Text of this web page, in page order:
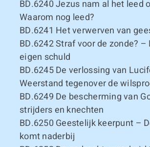
BD.6240Jezus nam al het leed
Waarom nog leed?
BD.6241 Het verwerven van
BD.6242Straf voor de zonde? –
eigen schuld
BD.6245De verlossing van
Weerstand tegenover de
BD.6249 De bescherming van
strijders en knechten
BD.6250 Geestelijk keerpunt –
komt naderbij